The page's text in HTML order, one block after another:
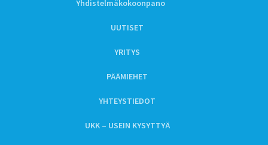
Yhdistelmäkokoonpano
UUTISET
YRITYS
PÄÄMIEHET
YHTEYSTIEDOT
UKK – USEIN KYSYTTYÄ